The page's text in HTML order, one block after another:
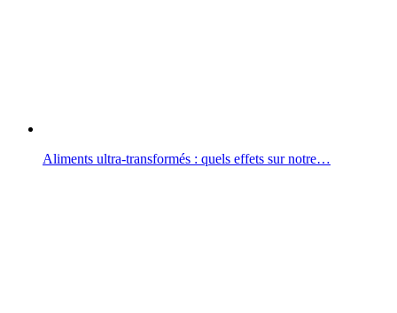
Aliments ultra-transformés : quels effets sur notre…